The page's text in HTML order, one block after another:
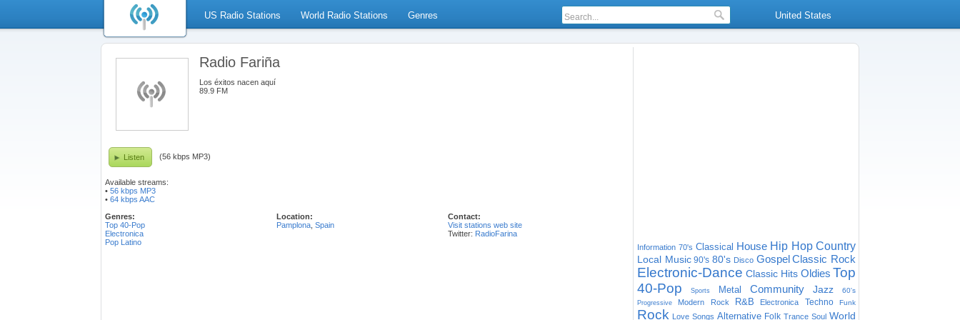
US Radio Stations World Radio Stations Genres United States
Radio Fariña
Los éxitos nacen aquí
89.9 FM
Listen (56 kbps MP3)
Available streams:
• 56 kbps MP3
• 64 kbps AAC
Genres:
Top 40-Pop
Electronica
Pop Latino
Location:
Pamplona Spain
Contact:
Visit stations web site
Twitter: RadioFarina
Information 70's Classical House Hip Hop Country
Local Music 90's 80's Disco Gospel Classic Rock
Electronic-Dance Classic Hits Oldies Top
40-Pop
Sports Metal Community Jazz 60's
Progressive Modern Rock R&B Electronica Techno Funk
Rock Love Songs Alternative Folk Trance Soul World